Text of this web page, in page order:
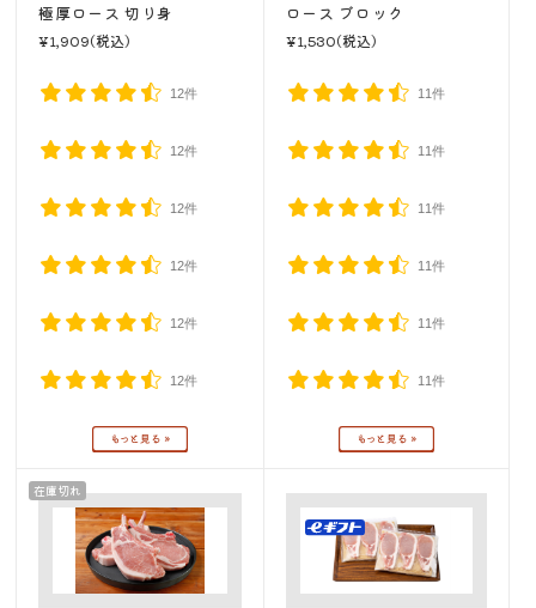
極厚ロース 切り身
¥1,909(税込)
12件
12件
12件
12件
12件
12件
ロース ブロック
¥1,530(税込)
11件
11件
11件
11件
11件
11件
在庫切れ